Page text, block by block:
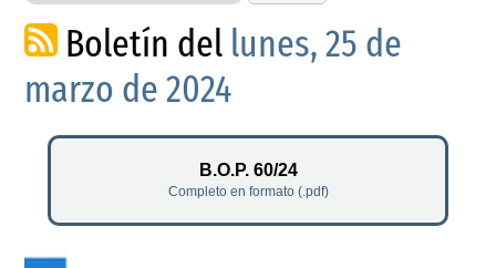
Boletín del lunes, 25 de
marzo de 2024
B.O.P. 60/24
Completo en formato (.pdf)